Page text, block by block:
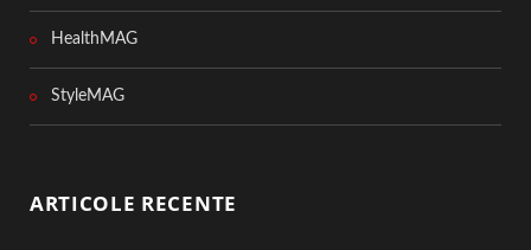
HealthMAG
StyleMAG
ARTICOLE RECENTE